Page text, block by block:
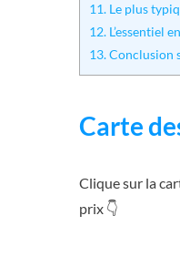
11. Le plus
12. L’essentiel
13.Conclusion
Carte
Clique sur la
prix 👇